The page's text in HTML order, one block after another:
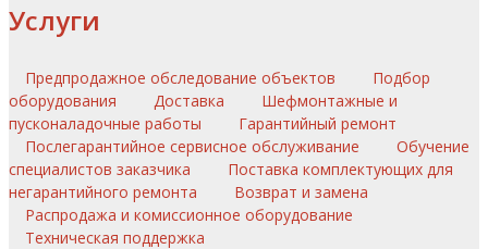
Услуги
Предпродажное обследование объектов
Подбор
оборудования
Доставка
Шефмонтажные и
пусконаладочные работы
Гарантийный ремонт
Послегарантийное сервисное обслуживание
Обучение
специалистов заказчика
Поставка комплектующих для
негарантийного ремонта
Возврат и замена
Распродажа и комиссионное оборудование
Техническая поддержка